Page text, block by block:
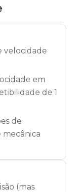
velocidade
em
de 1
de
(mas